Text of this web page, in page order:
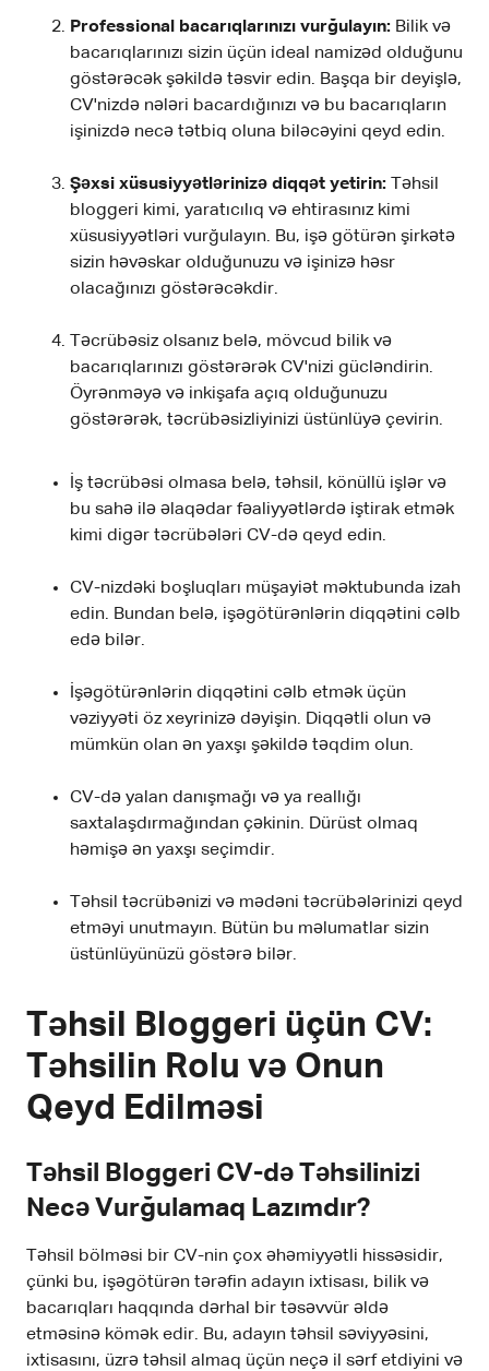
Professional bacarıqlarınızı vurğulayın: Bilik və
bacarıqlarınızı sizin üçün ideal namizəd olduğunu
göstərəcək şəkildə təsvir edin. Başqa bir deyişlə,
CV'nizdə nələri bacardığınızı və bu bacarıqların
işinizdə necə tətbiq oluna biləcəyini qeyd edin.
Şəxsi xüsusiyyətlərinizə diqqət yetirin: Təhsil
bloggeri kimi, yaratıcılıq və ehtirasınız kimi
xüsusiyyətləri vurğulayın. Bu, işə götürən şirkətə
sizin həvəskar olduğunuzu və işinizə həsr
olacağınızı göstərəcəkdir.
Təcrübəsiz olsanız belə, mövcud bilik və
bacarıqlarınızı göstərərək CV'nizi gücləndirin.
Öyrənməyə və inkişafa açıq olduğunuzu
göstərərək, təcrübəsizliyinizi üstünlüyə çevirin.
İş təcrübəsi olmasa belə, təhsil, könüllü işlər və
bu sahə ilə əlaqədar fəaliyyətlərdə iştirak etmək
kimi digər təcrübələri CV-də qeyd edin.
CV-nizdəki boşluqları müşayiət məktubunda izah
edin. Bundan belə, işəgötürənlərin diqqətini cəlb
edə bilər.
İşəgötürənlərin diqqətini cəlb etmək üçün
vəziyyəti öz xeyrinizə dəyişin. Diqqətli olun və
mümkün olan ən yaxşı şəkildə təqdim olun.
CV-də yalan danışmağı və ya reallığı
saxtalaşdırmağından çəkinin. Dürüst olmaq
həmişə ən yaxşı seçimdir.
Təhsil təcrübənizi və mədəni təcrübələrinizi qeyd
etməyi unutmayın. Bütün bu məlumatlar sizin
üstünlüyünüzü göstərə bilər.
Təhsil Bloggeri üçün CV:
Təhsilin Rolu və Onun
Qeyd Edilməsi
Təhsil Bloggeri CV-də Təhsilinizi
Necə Vurğulamaq Lazımdır?
Təhsil bölməsi bir CV-nin çox əhəmiyyətli hissəsidir,
çünki bu, işəgötürən tərəfin adayın ixtisası, bilik və
bacarıqları haqqında dərhal bir təsəvvür əldə
etməsinə kömək edir. Bu, adayın təhsil səviyyəsini,
ixtisasını, üzrə təhsil almaq üçün neçə il sərf etdiyini və